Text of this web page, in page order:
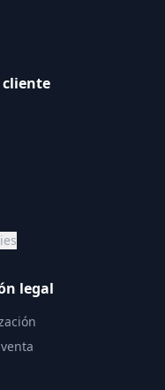
cliente
legal